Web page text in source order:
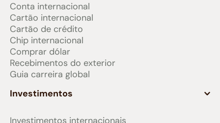
Conta internacional
Cartão internacional
Cartão de crédito
Chip internacional
Comprar dólar
Recebimentos do exterior
Guia carreira global
Investimentos
Investimentos internacionais